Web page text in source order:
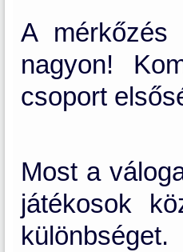
A
nagyon!
csoport
Most a
játékosok